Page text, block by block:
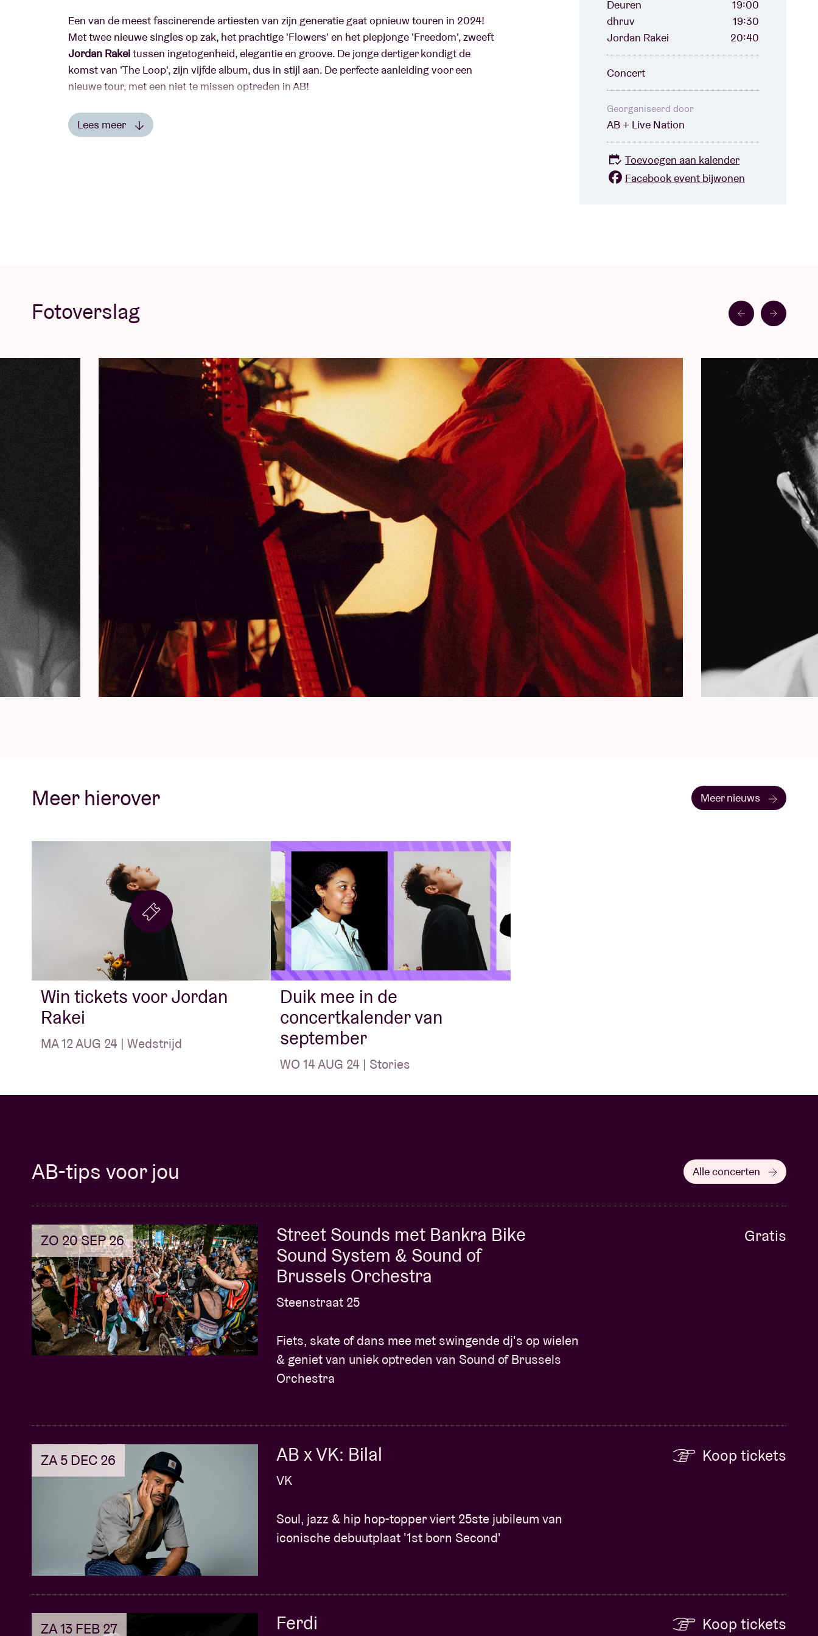
Een van de meest fascinerende artiesten van zijn generatie gaat opnieuw touren in 2024!
Met twee nieuwe singles op zak, het prachtige 'Flowers' en het piepjonge 'Freedom', zweeft
Jordan Rakeitussen ingetogenheid, elegantie en groove. De jonge dertiger kondigt de
komst van 'The Loop', zijn vijfde album, dus in stijl aan. De perfecte aanleiding voor een
nieuwe tour, met een niet te missen optreden in AB!
Zijn naam is ondertussen toonaangevend in de internationale muziekwereld. Muzikant,
songwriter, performer, multi-instrumentalist en producer, maar ook een zorgzame jonge
de komst van 'The Loop' aan. Dit vijfde, zelfgeproduceerde album bevat de prachtige
'Flowers' en ‘Freedom’, twee gevoelige, subtiele en luchtige nummers. Zijn universum,
Concert Pictures © Lucinde Wahlen
Lees meer
Deuren
19:00
dhruv
19:30
Jordan Rakei
20:40
Concert
Georganiseerd door
AB + Live Nation
Toevoegen aan kalender
Facebook event bijwonen
Fotoverslag
Meer hierover Meer nieuws
Win tickets voor Jordan
Rakei
MA 12 AUG 24 | Wedstrijd
Duik mee in de
concertkalender van
september
WO 14 AUG 24 | Stories
AB-tips voor jou Alle concerten
ZO 20 SEP 26
Street Sounds met Bankra Bike
Sound System & Sound of
Brussels Orchestra
Steenstraat 25
Fiets, skate of dans mee met swingende dj's op wielen
& geniet van uniek optreden van Sound of Brussels
Orchestra
Gratis
ZA 5 DEC 26 AB x VK: Bilal
VK
Soul, jazz & hip hop-topper viert 25ste jubileum van
iconische debuutplaat '1st born Second'
Koop tickets
ZA 13 FEB 27 Ferdi Koop tickets